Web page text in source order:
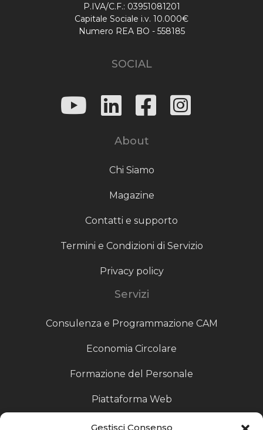
Gestisci Consenso
P.IVA/C.F.: 03951081201
Capitale Sociale i.v. 10.000€
Numero REA BO - 558185
SOCIAL
About
Chi Siamo
Magazine
Contatti e supporto
Termini e Condizioni di Servizio
Privacy policy
Servizi
Consulenza e Programmazione CAM
Economia Circolare
Formazione del Personale
Piattaforma Web
Scouting fornitori